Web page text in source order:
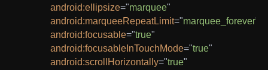
android:ellipsize="marquee"
android:marqueeRepeatLimit="marquee_forever"
android:focusable="true"
android:focusableInTouchMode="true"
android:scrollHorizontally="true"